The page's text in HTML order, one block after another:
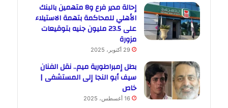
إحالة مدير فرع و8 متهمين بالبنك
الأهلي للمحاكمة بتهمة الاستيلاء
على 23.5 مليون جنيه بتوقيعات
مزورة
29 أكتوبر، 2025
بطل إمبراطورية ميم.. نقل الفنان
سيف أبو النجا إلى المستشفى |
خاص
16 أغسطس، 2025